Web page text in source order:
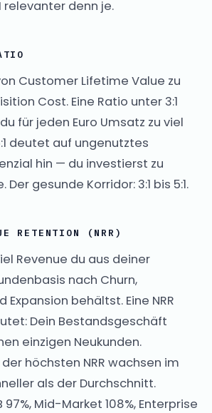
relevanter denn je.
Customer Lifetime Value zu
Cost. Eine Ratio unter 3:1
für jeden Euro Umsatz zu viel
deutet auf ungenutztes
hin — du investierst zu
Der gesunde Korridor: 3:1 bis 5:1.
RETENTION (NRR)
Revenue du aus deiner
nach Churn,
Expansion behältst. Eine NRR
Dein Bestandsgeschäft
einzigen Neukunden.
höchsten NRR wachsen im
als der Durchschnitt.
97%, Mid-Market 108%, Enterprise